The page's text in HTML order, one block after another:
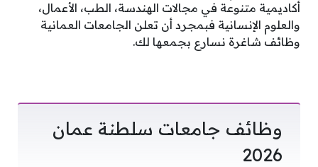
أكاديمية متنوعة في مجالات الهندسة، الطب، الأعمال،
والعلوم الإنسانية فبمجرد أن تعلن الجامعات العمانية
وظائف شاغرة نسارع بجمعها لك.
وظائف جامعات سلطنة عمان
2026